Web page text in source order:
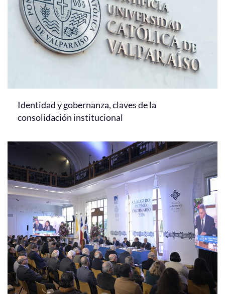
Identidad y gobernanza, claves de la
consolidación institucional